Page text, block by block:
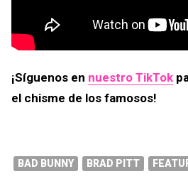
¡Síguenos en nuestro TikTok
el chisme de los famosos!
BAD BUNNY BRAD PITT